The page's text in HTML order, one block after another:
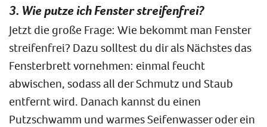
3. Wie putze ich Fenster streifenfrei?
Jetzt die große Frage: Wie bekommt man Fenster
streifenfrei? Dazu solltest du dir als Nächstes das
Fensterbrett vornehmen: einmal feucht
abwischen, sodass all der Schmutz und Staub
entfernt wird. Danach kannst du einen
Putzschwamm und warmes Seifenwasser oder ein